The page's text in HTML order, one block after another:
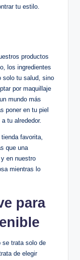
tu estilo.
productos
los ingredientes
solo tu salud, sino
por maquillaje
un mundo más
poner en tu piel
tu alrededor.
favorita,
que una
en nuestro
mientras lo
para
se trata solo de
de elegir